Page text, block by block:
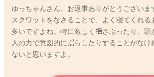
いを求めることもあります。ですが、お子さ
て対応なさっているうちに、次第に必要な時
になってきますので、今はママさんのご負担
れば、添い乳などをお試しいただきつつ、お
わせて飲ませてくださって良いですよ。
ゆっちゃんさん、お返事ありがとうございま
スクワットをなさることで、よく寝てくれる
多いですよね。特に激しく揺さぶったり、頭
人の力で意図的に揺らしたりすることがなけ
ないと思いますよ。